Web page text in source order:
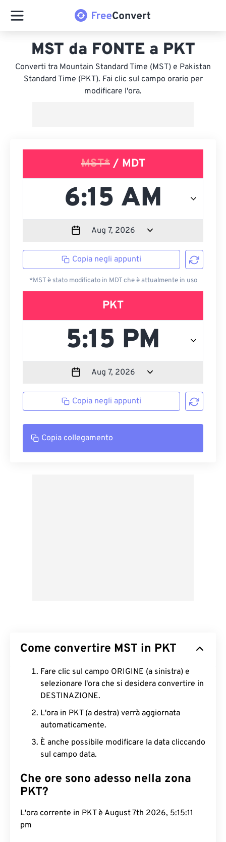
MST da FONTE a PKT
Converti tra Mountain Standard Time (MST) e Pakistan
Standard Time (PKT). Fai clic sul campo orario per
modificare l'ora.
MST*/ MDT
Copia negli appunti
*MST è stato modificato in MDT che è attualmente in uso
PKT
Copia negli appunti
Copia collegamento
Come convertire MST in PKT
Fare clic sul campo ORIGINE (a sinistra) e
selezionare l'ora che si desidera convertire in
DESTINAZIONE.
L'ora in PKT (a destra) verrà aggiornata
automaticamente.
È anche possibile modificare la data cliccando
sul campo data.
Che ore sono adesso nella zona
PKT?
L'ora corrente in PKT è August 7th 2026, 5:15:12
pm